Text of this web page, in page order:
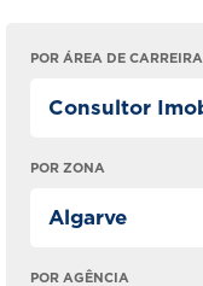
POR ÁREA DE CARREIRA
POR ZONA
POR AGÊNCIA